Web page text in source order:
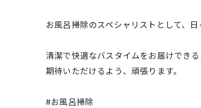
お風呂掃除のスペシャリストとして、
清潔で快適なバスタイムをお届けでき
期待いただけるよう、頑張ります。
#お風呂掃除